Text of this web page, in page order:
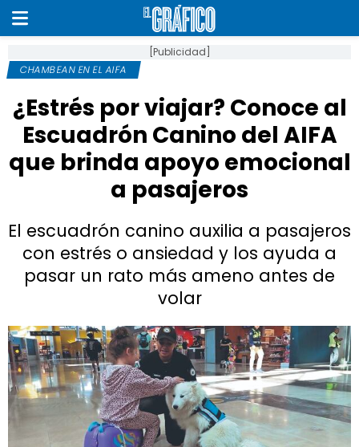
[Publicidad]
CHAMBEAN EN EL AIFA
¿Estrés por viajar? Conoce al
Escuadrón Canino del AIFA
que brinda apoyo emocional
a pasajeros
El escuadrón canino auxilia a pasajeros
con estrés o ansiedad y los ayuda a
pasar un rato más ameno antes de
volar